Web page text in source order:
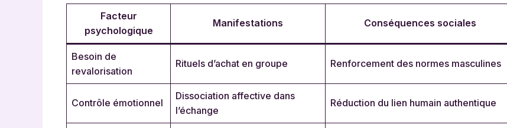
Facteur
psychologique
Manifestations Conséquences sociales
Besoin de
revalorisation
Rituels d’achat en groupe Renforcement des normes masculines
Contrôle émotionnel
Dissociation affective dans
l’échange
Réduction du lien humain authentique